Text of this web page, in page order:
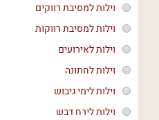
וילות למסיבת רווקים
וילות למסיבת רווקות
וילות לאירועים
וילות לחתונה
וילות לימי גיבוש
וילות לירח דבש